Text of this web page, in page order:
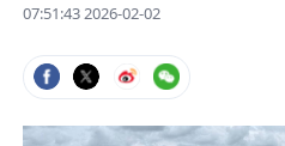
07:51:43 2026-02-02